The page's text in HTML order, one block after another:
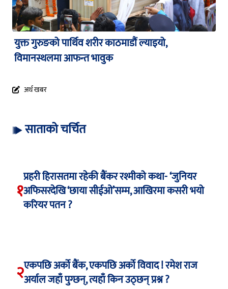
युक्त गुरुङको पार्थिव शरीर काठमाडौं ल्याइयो,
विमानस्थलमा आफन्त भावुक
अर्थ खबर
साताको चर्चित
१
प्रहरी हिरासतमा रहेकी बैंकर रश्मीको कथा- ‘जुनियर
अफिसरदेखि ‘छाया सीईओ’सम्म, आखिरमा कसरी भयो
करियर पतन ?
२एकपछि अर्को बैंक, एकपछि अर्को विवाद ! रमेश राज
अर्याल जहाँ पुग्छन्, त्यहाँ किन उठ्छन् प्रश्न ?